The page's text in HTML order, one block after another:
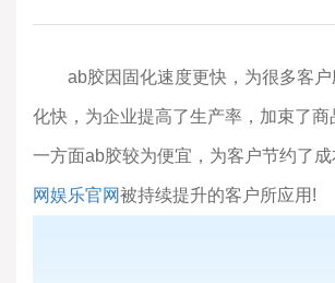
ab胶因固化速度更快，为很多客户
化快，为企业提高了生产率，加束了商
一方面ab胶较为便宜，为客户节约了
网娱乐官网被持续提升的客户所应用!